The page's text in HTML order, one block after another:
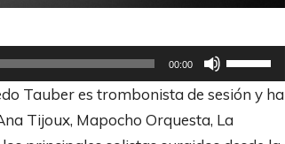
00:00
U
t
Tauber es trombonista de sesión y ha
Tijoux, Mapocho Orquesta, La